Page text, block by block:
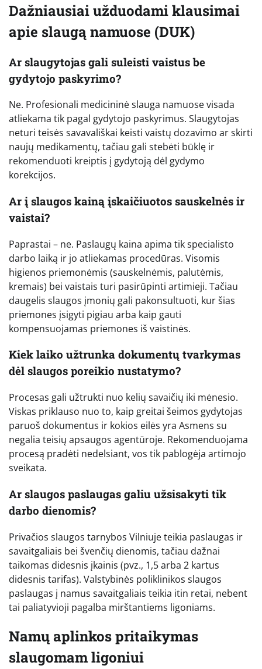
Dažniausiai užduodami klausimai
apie slaugą namuose (DUK)
Ar slaugytojas gali suleisti vaistus be
gydytojo paskyrimo?
Ne. Profesionali medicininė slauga namuose visada
atliekama tik pagal gydytojo paskyrimus. Slaugytojas
neturi teisės savavališkai keisti vaistų dozavimo ar skirti
naujų medikamentų, tačiau gali stebėti būklę ir
rekomenduoti kreiptis į gydytoją dėl gydymo
korekcijos.
Ar į slaugos kainą įskaičiuotos sauskelnės ir
vaistai?
Paprastai – ne. Paslaugų kaina apima tik specialisto
darbo laiką ir jo atliekamas procedūras. Visomis
higienos priemonėmis (sauskelnėmis, palutėmis,
kremais) bei vaistais turi pasirūpinti artimieji. Tačiau
daugelis slaugos įmonių gali pakonsultuoti, kur šias
priemones įsigyti pigiau arba kaip gauti
kompensuojamas priemones iš vaistinės.
Kiek laiko užtrunka dokumentų tvarkymas
dėl slaugos poreikio nustatymo?
Procesas gali užtrukti nuo kelių savaičių iki mėnesio.
Viskas priklauso nuo to, kaip greitai šeimos gydytojas
paruoš dokumentus ir kokios eilės yra Asmens su
negalia teisių apsaugos agentūroje. Rekomenduojama
procesą pradėti nedelsiant, vos tik pablogėja artimojo
sveikata.
Ar slaugos paslaugas galiu užsisakyti tik
darbo dienomis?
Privačios slaugos tarnybos Vilniuje teikia paslaugas ir
savaitgaliais bei švenčių dienomis, tačiau dažnai
taikomas didesnis įkainis (pvz., 1,5 arba 2 kartus
didesnis tarifas). Valstybinės poliklinikos slaugos
paslaugas į namus savaitgaliais teikia itin retai, nebent
tai paliatyvioji pagalba mirštantiems ligoniams.
Namų aplinkos pritaikymas
slaugomam ligoniui